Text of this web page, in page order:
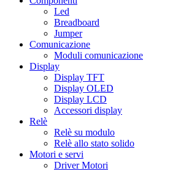
Led
Breadboard
Jumper
Comunicazione
Moduli comunicazione
Display
Display TFT
Display OLED
Display LCD
Accessori display
Relè
Relè su modulo
Relè allo stato solido
Motori e servi
Driver Motori